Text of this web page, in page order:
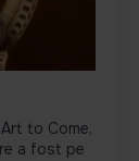
to Come,
a fost pe